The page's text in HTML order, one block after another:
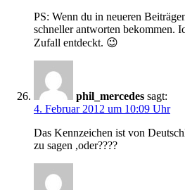
PS: Wenn du in neueren
schneller antworten bekommen.
Zufall entdeckt. 😉
phil_mercedes sagt:
4. Februar 2012 um 10:09 Uhr
Das Kennzeichen ist von
zu sagen ,oder????